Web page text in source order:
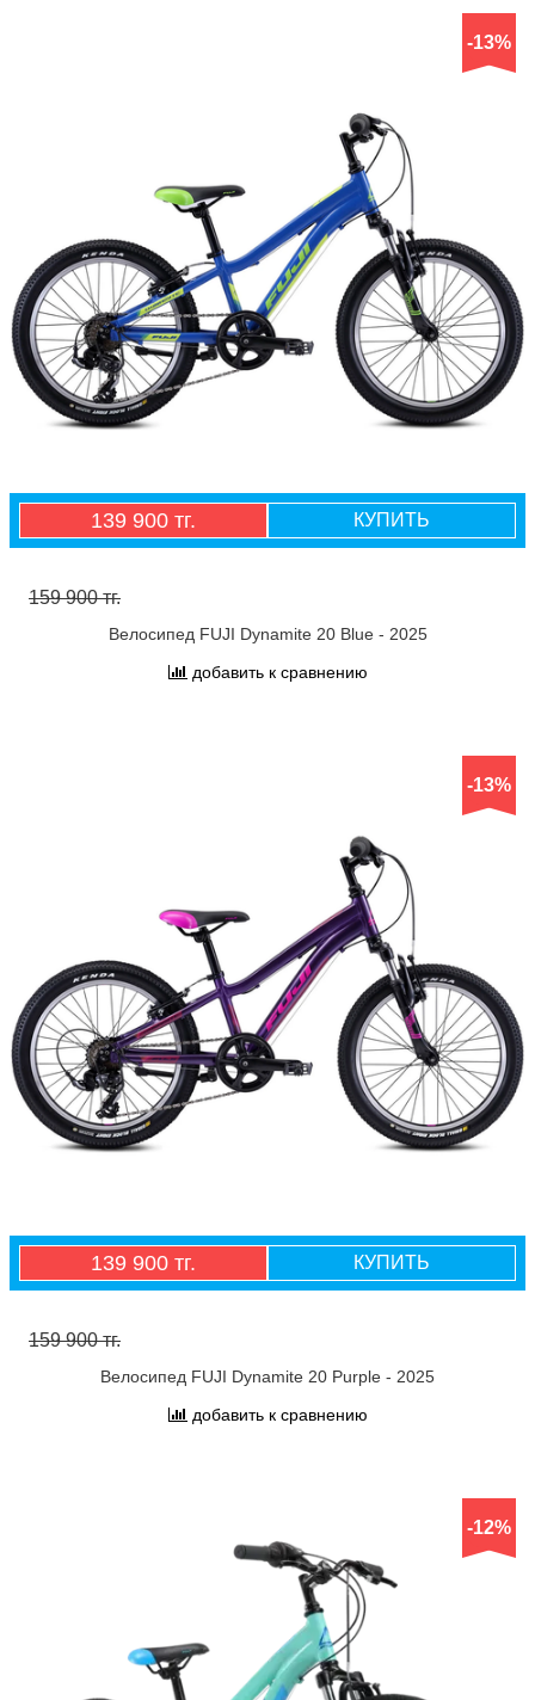
-13%
139 900 тг. КУПИТЬ
159 900 тг.
Велосипед FUJI Dynamite 20 Blue - 2025
добавить к сравнению
-13%
139 900 тг. КУПИТЬ
159 900 тг.
Велосипед FUJI Dynamite 20 Purple - 2025
добавить к сравнению
-12%